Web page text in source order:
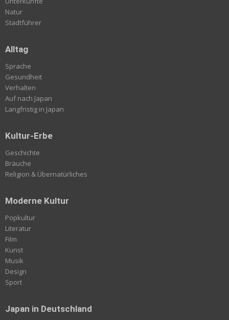
Natur
Stadtführer
Alltag
Sprache
Gesundheit
Verhalten
Auf nach Japan
Langfristig in Japan
Kultur-Erbe
Geschichte
Bräuche
Religion & Übernatürliches
Moderne Kultur
Popkultur
Literatur
Film
Kunst
Musik
Design
Sport
Japan in Deutschland